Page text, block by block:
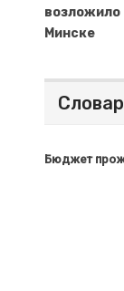
возложило
Минске
Бюджет